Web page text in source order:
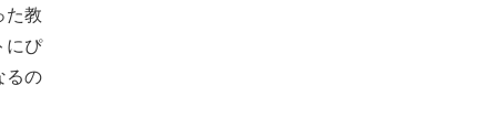
た教
にぴ
るの